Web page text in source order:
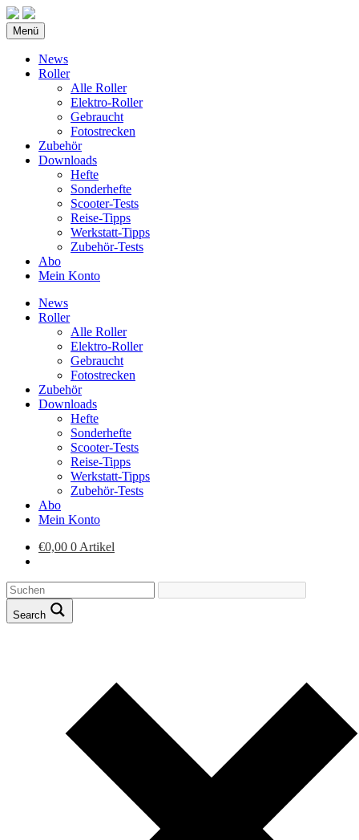
Menü
News
Roller
Alle Roller
Elektro-Roller
Gebraucht
Fotostrecken
Zubehör
Downloads
Hefte
Sonderhefte
Scooter-Tests
Reise-Tipps
Werkstatt-Tipps
Zubehör-Tests
Abo
Mein Konto
News
Roller
Alle Roller
Elektro-Roller
Gebraucht
Fotostrecken
Zubehör
Downloads
Hefte
Sonderhefte
Scooter-Tests
Reise-Tipps
Werkstatt-Tipps
Zubehör-Tests
Abo
Mein Konto
€0,00 0 Artikel
Search